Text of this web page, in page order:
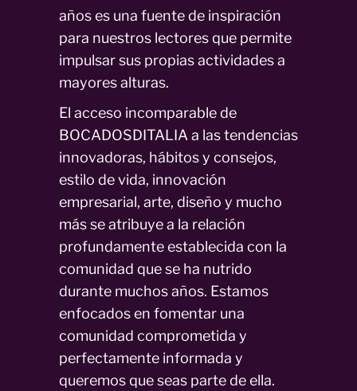
años es una fuente de inspiración
para nuestros lectores que permite
impulsar sus propias actividades a
mayores alturas.
El acceso incomparable de
BOCADOSDITALIA a las tendencias
innovadoras, hábitos y consejos,
estilo de vida, innovación
empresarial, arte, diseño y mucho
más se atribuye a la relación
profundamente establecida con la
comunidad que se ha nutrido
durante muchos años. Estamos
enfocados en fomentar una
comunidad comprometida y
perfectamente informada y
queremos que seas parte de ella.